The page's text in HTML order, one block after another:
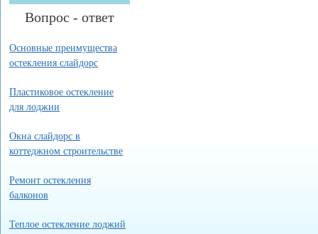
Вопрос - ответ
Основные преимущества
остекления слайдорс
Пластиковое остекление
для лоджии
Окна слайдорс в
коттеджном строительстве
Ремонт остекления
балконов
Теплое остекление лоджий